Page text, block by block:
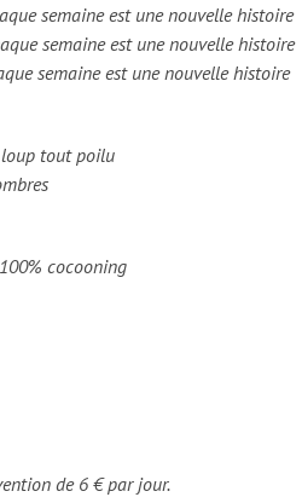
semaine est une nouvelle histoire
semaine est une nouvelle histoire
semaine est une nouvelle histoire
loup tout poilu
cocooning
de 6 € par jour.